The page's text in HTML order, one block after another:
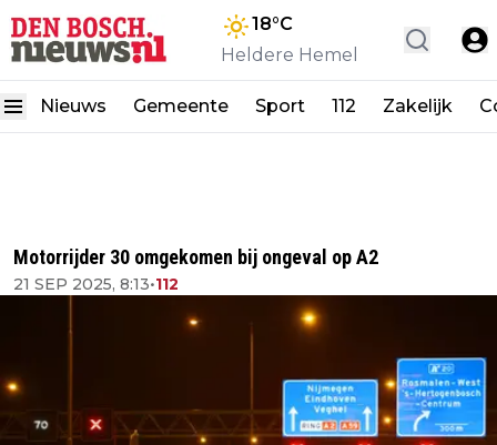
18°C
Heldere Hemel
Nieuws Gemeente Sport 112 Zakelijk
Motorrijder 30 omgekomen bij ongeval op A2
21 SEP 2025, 8:13•112